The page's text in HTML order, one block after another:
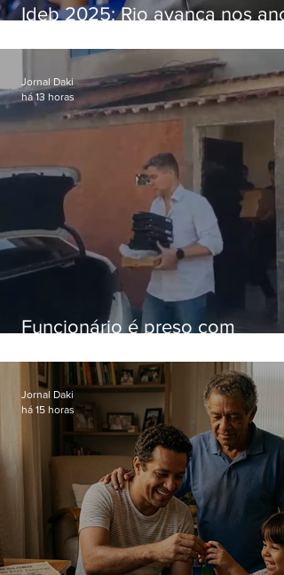
Ideb 2025: Rio avança nos
nacional
Funcionário é preso com
Hospital do Andaraí
Jornal Daki
há 13 horas
Jornal Daki
há 15 horas